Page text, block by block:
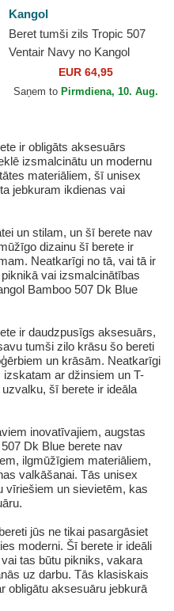
Kangol
Beret tumši zils Tropic 507
Ventair Navy no Kangol
EUR 64,95
Saņem to Pirmdiena, 10. Aug.
ir obligāts aksesuārs
izsmalcinātu un modernu
materiāliem, šī unisex
jebkuram ikdienas vai
un stilam, un šī berete nav
dizainu šī berete ir
Neatkarīgi no tā, vai tā ir
vai izsmalcinātības
Bamboo 507 Dk Blue
ir daudzpusīgs aksesuārs,
tumši zilo krāsu šo bereti
un krāsām. Neatkarīgi
izskatam ar džinsiem un T-
šī berete ir ideāla
inovatīvajiem, augstas
Dk Blue berete nav
ilgmūžīgiem materiāliem,
valkāšanai. Tās unisex
vīriešiem un sievietēm, kas
jūs ne tikai pasargāsiet
moderni. Šī berete ir ideāli
tas būtu pikniks, vakara
uz darbu. Tās klasiskais
obligātu aksesuāru jebkurā